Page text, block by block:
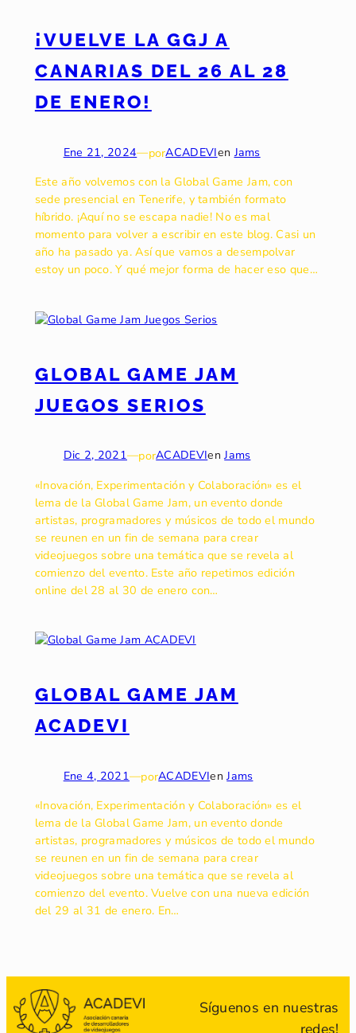
¡VUELVE LA GGJ A
CANARIAS DEL 26 AL 28
DE ENERO!
Ene 21, 2024—porACADEVIen Jams
Este año volvemos con la Global Game Jam, con
sede presencial en Tenerife, y también formato
híbrido. ¡Aquí no se escapa nadie! No es mal
momento para volver a escribir en este blog. Casi un
año ha pasado ya. Así que vamos a desempolvar
estoy un poco. Y qué mejor forma de hacer eso que…
GLOBAL GAME JAM
JUEGOS SERIOS
Dic 2, 2021—porACADEVIenJams
«Inovación, Experimentación y Colaboración» es el
lema de la Global Game Jam, un evento donde
artistas, programadores y músicos de todo el mundo
se reunen en un fin de semana para crear
videojuegos sobre una temática que se revela al
comienzo del evento. Este año repetimos edición
online del 28 al 30 de enero con…
GLOBAL GAME JAM
ACADEVI
Ene 4, 2021—porACADEVIenJams
«Inovación, Experimentación y Colaboración» es el
lema de la Global Game Jam, un evento donde
artistas, programadores y músicos de todo el mundo
se reunen en un fin de semana para crear
videojuegos sobre una temática que se revela al
comienzo del evento. Vuelve con una nueva edición
del 29 al 31 de enero. En…
Síguenos en nuestras